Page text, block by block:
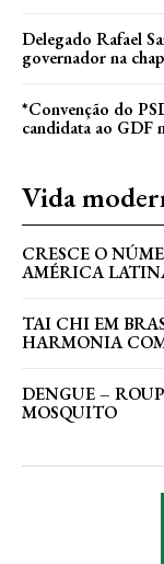
Delegado Rafael
governador na
*Convenção do
candidata ao GDF
Vida
CRESCE O
AMÉRICA
TAI CHI EM
HARMONIA
DENGUE –
MOSQUITO